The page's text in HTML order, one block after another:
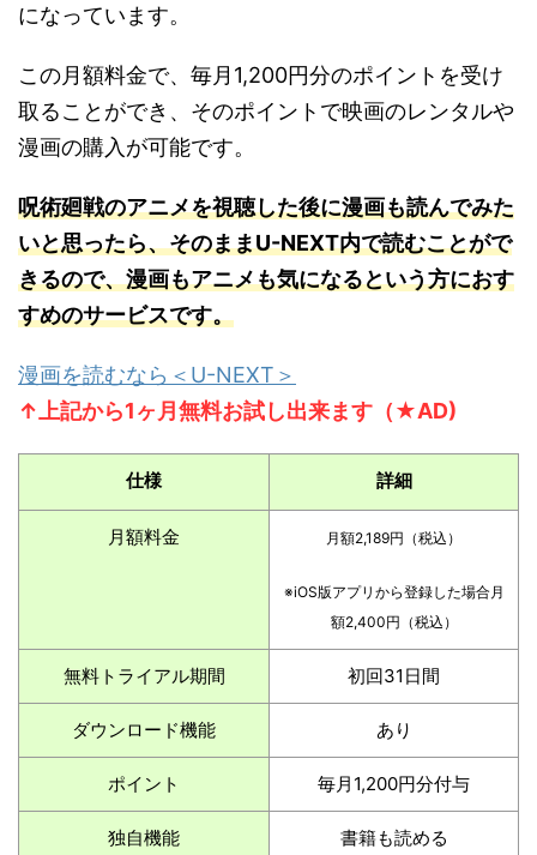
になっています。
この月額料金で、毎月1,200円分のポイントを受け
取ることができ、そのポイントで映画のレンタルや
漫画の購入が可能です。
呪術廻戦のアニメを視聴した後に漫画も読んでみた
いと思ったら、そのままU-NEXT内で読むことがで
きるので、漫画もアニメも気になるという方におす
すめのサービスです。
漫画を読むなら＜U-NEXT＞
↑上記から1ヶ月無料お試し出来ます（★AD)
仕様 詳細
月額料金 月額2,189円（税込）
※iOS版アプリから登録した場合月
額2,400円（税込）
無料トライアル期間 初回31日間
ダウンロード機能 あり
ポイント 毎月1,200円分付与
独自機能 書籍も読める